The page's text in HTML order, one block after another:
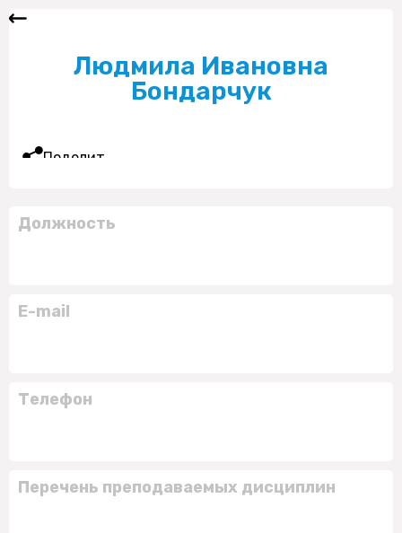
Людмила Ивановна
Бондарчук
Поделиться
Должность
E-mail
Телефон
Перечень преподаваемых дисциплин